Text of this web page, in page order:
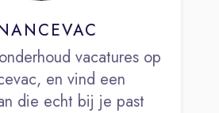
vacatures op
en vind een
die echt bij je past